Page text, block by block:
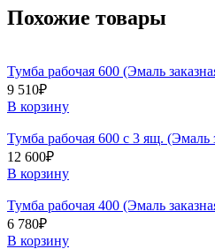
Похожие товары
Тумба рабочая 600 (Эмаль
9 510₽
В корзину
Тумба рабочая 600 с 3 ящ. (Эмаль
12 600₽
В корзину
Тумба рабочая 400 (Эмаль
6 780₽
В корзину